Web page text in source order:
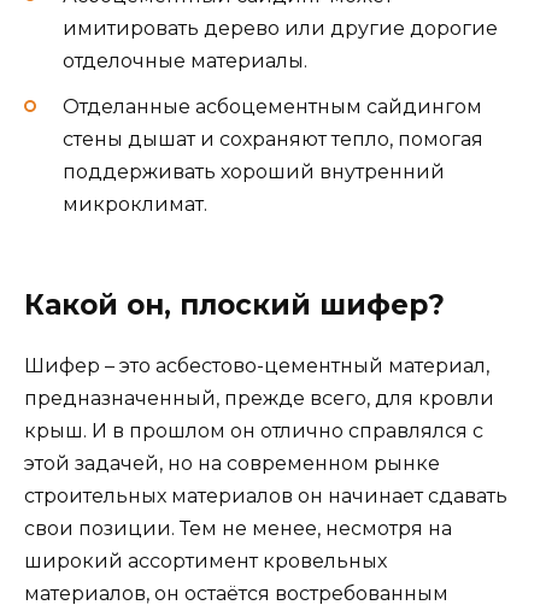
имитировать дерево или другие дорогие
отделочные материалы.
Отделанные асбоцементным сайдингом
стены дышат и сохраняют тепло, помогая
поддерживать хороший внутренний
микроклимат.
Какой он, плоский шифер?
Шифер – это асбестово-цементный материал,
предназначенный, прежде всего, для кровли
крыш. И в прошлом он отлично справлялся с
этой задачей, но на современном рынке
строительных материалов он начинает сдавать
свои позиции. Тем не менее, несмотря на
широкий ассортимент кровельных
материалов, он остаётся востребованным